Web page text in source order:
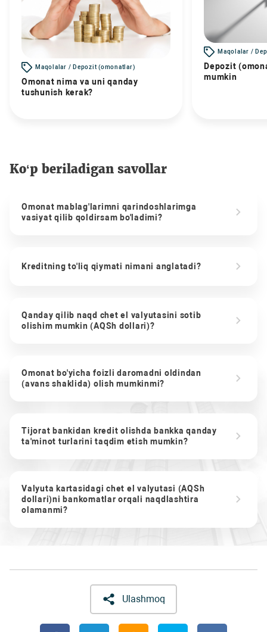
Maqolalar / Depozit (omonatlar)
Omonat nima va uni qanday
tushunish kerak?
Maqolalar /
Depozit
mumkin
Ko‘p beriladigan savollar
Omonat mablag'larimni qarindoshlarimga
vasiyat qilib qoldirsam bo'ladimi?
Kreditning to'liq qiymati nimani anglatadi?
Qanday qilib naqd chet el valyutasini sotib
olishim mumkin (AQSh dollari)?
Omonat bo'yicha foizli daromadni oldindan
(avans shaklida) olish mumkinmi?
Tijorat bankidan kredit olishda bankka qanday
ta'minot turlarini taqdim etish mumkin?
Valyuta kartasidagi chet el valyutasi (AQSh
dollari)ni bankomatlar orqali naqdlashtira
olamanmi?
Ulashmoq